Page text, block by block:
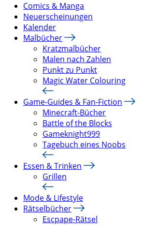
Comics & Manga
Neuerscheinungen
Kalender
Malbücher
Kratzmalbücher
Malen nach Zahlen
Punkt zu Punkt
Magic Water Colouring
Game-Guides & Fan-Fiction
Minecraft-Bücher
Battle of the Blocks
Gameknight999
Tagebuch eines Noobs
Essen & Trinken
Grillen
Mode & Lifestyle
Rätselbücher
Escpape-Rätsel